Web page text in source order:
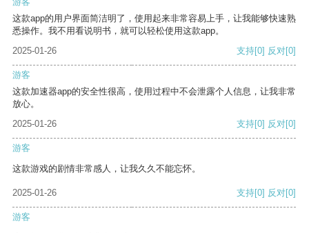
这款app的用户界面简洁明了，使用起来非常容易上手，让我能够快速熟
悉操作。我不用看说明书，就可以轻松使用这款app。
2025-01-26
支持[0] 反对[0]
游客
这款加速器app的安全性很高，使用过程中不会泄露个人信息，让我非常
放心。
2025-01-26
支持[0] 反对[0]
游客
这款游戏的剧情非常感人，让我久久不能忘怀。
2025-01-26 支持[0] 反对[0]
游客